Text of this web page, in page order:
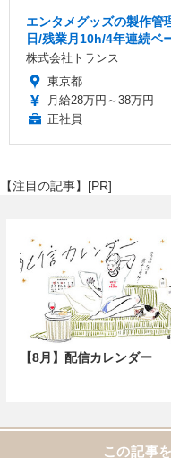
エンタメグッズの製作管
日/残業月10h/4年連続ベ
株式会社トランス
東京都
月給28万円～38万円
正社員
【注目の記事】[PR]
【8月】配信カレンダー
この記事